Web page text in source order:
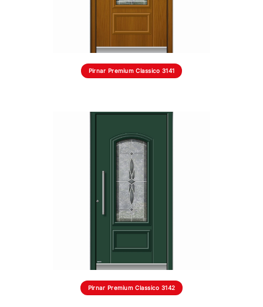
Pirnar Premium Classico 3141
Pirnar Premium Classico 3142